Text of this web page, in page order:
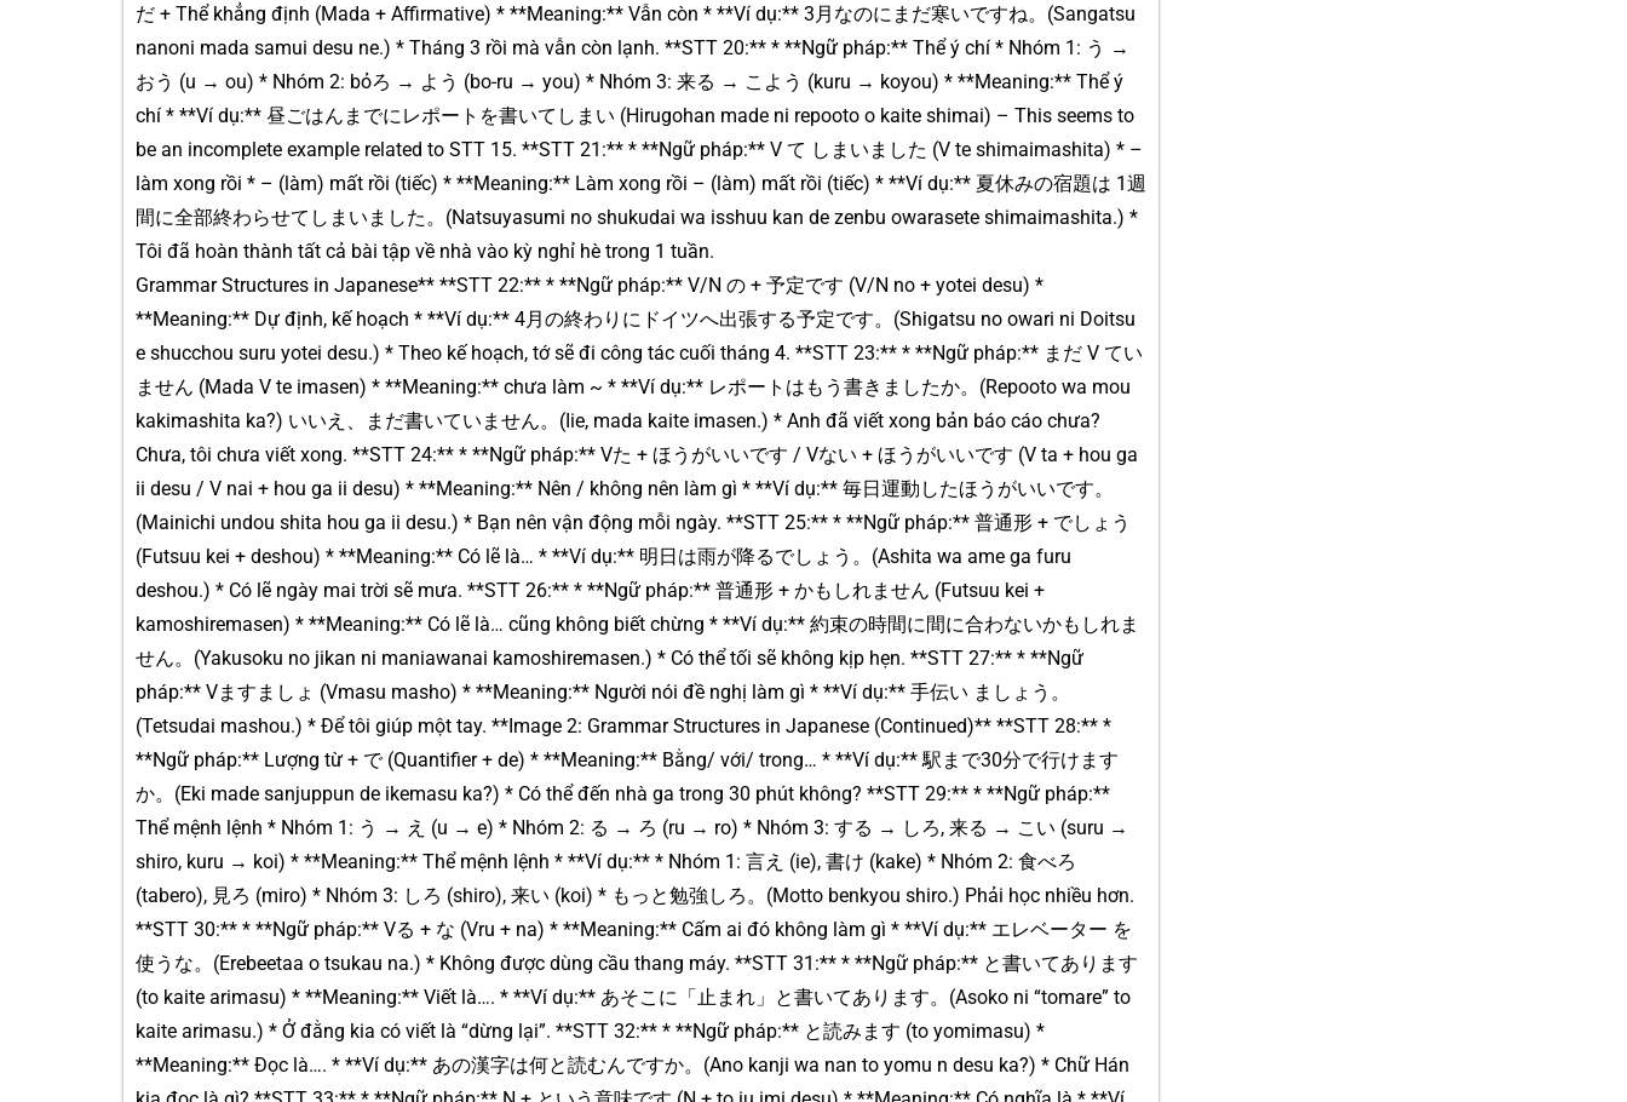
だ + Thể khẳng định (Mada + Affirmative) * **Meaning:** Vẫn còn * **Ví dụ:** 3月なのにまだ寒いですね。(Sangatsu
nanoni mada samui desu ne.) * Tháng 3 rồi mà vẫn còn lạnh. **STT 20:** * **Ngữ pháp:** Thể ý chí * Nhóm 1: う →
おう (u → ou) * Nhóm 2: bỏろ → よう (bo-ru → you) * Nhóm 3: 来る → こよう (kuru → koyou) * **Meaning:** Thể ý
chí * **Ví dụ:** 昼ごはんまでにレポートを書いてしまい (Hirugohan made ni repooto o kaite shimai) – This seems to
be an incomplete example related to STT 15. **STT 21:** * **Ngữ pháp:** V て しまいました (V te shimaimashita) * –
làm xong rồi * – (làm) mất rồi (tiếc) * **Meaning:** Làm xong rồi – (làm) mất rồi (tiếc) * **Ví dụ:** 夏休みの宿題は 1週
間に全部終わらせてしまいました。(Natsuyasumi no shukudai wa isshuu kan de zenbu owarasete shimaimashita.) *
Tôi đã hoàn thành tất cả bài tập về nhà vào kỳ nghỉ hè trong 1 tuần.
Grammar Structures in Japanese** **STT 22:** * **Ngữ pháp:** V/N の + 予定です (V/N no + yotei desu) *
**Meaning:** Dự định, kế hoạch * **Ví dụ:** 4月の終わりにドイツへ出張する予定です。(Shigatsu no owari ni Doitsu
e shucchou suru yotei desu.) * Theo kế hoạch, tớ sẽ đi công tác cuối tháng 4. **STT 23:** * **Ngữ pháp:** まだ V てい
ません (Mada V te imasen) * **Meaning:** chưa làm ~ * **Ví dụ:** レポートはもう書きましたか。(Repooto wa mou
kakimashita ka?) いいえ、まだ書いていません。(Iie, mada kaite imasen.) * Anh đã viết xong bản báo cáo chưa?
Chưa, tôi chưa viết xong. **STT 24:** * **Ngữ pháp:** Vた + ほうがいいです / Vない + ほうがいいです (V ta + hou ga
ii desu / V nai + hou ga ii desu) * **Meaning:** Nên / không nên làm gì * **Ví dụ:** 毎日運動したほうがいいです。
(Mainichi undou shita hou ga ii desu.) * Bạn nên vận động mỗi ngày. **STT 25:** * **Ngữ pháp:** 普通形 + でしょう
(Futsuu kei + deshou) * **Meaning:** Có lẽ là… * **Ví dụ:** 明日は雨が降るでしょう。(Ashita wa ame ga furu
deshou.) * Có lẽ ngày mai trời sẽ mưa. **STT 26:** * **Ngữ pháp:** 普通形 + かもしれません (Futsuu kei +
kamoshiremasen) * **Meaning:** Có lẽ là… cũng không biết chừng * **Ví dụ:** 約束の時間に間に合わないかもしれま
せん。(Yakusoku no jikan ni maniawanai kamoshiremasen.) * Có thể tối sẽ không kịp hẹn. **STT 27:** * **Ngữ
pháp:** Vますましょ (Vmasu masho) * **Meaning:** Người nói đề nghị làm gì * **Ví dụ:** 手伝い ましょう。
(Tetsudai mashou.) * Để tôi giúp một tay. **Image 2: Grammar Structures in Japanese (Continued)** **STT 28:** *
**Ngữ pháp:** Lượng từ + で (Quantifier + de) * **Meaning:** Bằng/ với/ trong… * **Ví dụ:** 駅まで30分で行けます
か。(Eki made sanjuppun de ikemasu ka?) * Có thể đến nhà ga trong 30 phút không? **STT 29:** * **Ngữ pháp:**
Thể mệnh lệnh * Nhóm 1: う → え (u → e) * Nhóm 2: る → ろ (ru → ro) * Nhóm 3: する → しろ, 来る → こい (suru →
shiro, kuru → koi) * **Meaning:** Thể mệnh lệnh * **Ví dụ:** * Nhóm 1: 言え (ie), 書け (kake) * Nhóm 2: 食べろ
(tabero), 見ろ (miro) * Nhóm 3: しろ (shiro), 来い (koi) * もっと勉強しろ。(Motto benkyou shiro.) Phải học nhiều hơn.
**STT 30:** * **Ngữ pháp:** Vる + な (Vru + na) * **Meaning:** Cấm ai đó không làm gì * **Ví dụ:** エレベーター を
使うな。(Erebeetaa o tsukau na.) * Không được dùng cầu thang máy. **STT 31:** * **Ngữ pháp:** と書いてあります
(to kaite arimasu) * **Meaning:** Viết là…. * **Ví dụ:** あそこに「止まれ」と書いてあります。(Asoko ni “tomare” to
kaite arimasu.) * Ở đằng kia có viết là “dừng lại”. **STT 32:** * **Ngữ pháp:** と読みます (to yomimasu) *
**Meaning:** Đọc là…. * **Ví dụ:** あの漢字は何と読むんですか。(Ano kanji wa nan to yomu n desu ka?) * Chữ Hán